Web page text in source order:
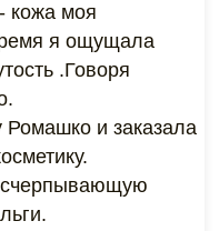
кожа моя
я ощущала
.Говоря
и заказала